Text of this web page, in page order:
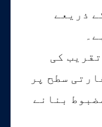
ذریعے
کی
سطح پر
بنانے